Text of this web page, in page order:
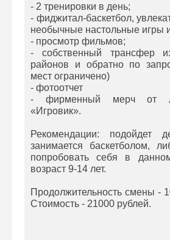
- 2 тренировки в день;
- фиджитал-баскетбол,
необычные настольные игры
- просмотр фильмов;
- собственный трансфер
районов и обратно по
мест ограничено)
- фотоотчет
- фирменный мерч от
«Игровик».
Рекомендации: подойдет
занимается баскетболом,
попробовать себя в
возраст 9-14 лет.
Продолжительность смены -
Стоимость - 21000 рублей.